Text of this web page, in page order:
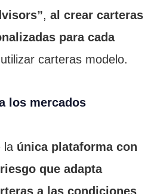
, al crear carteras
para cada
carteras modelo.
los mercados
la única plataforma con
que adapta
a las condiciones